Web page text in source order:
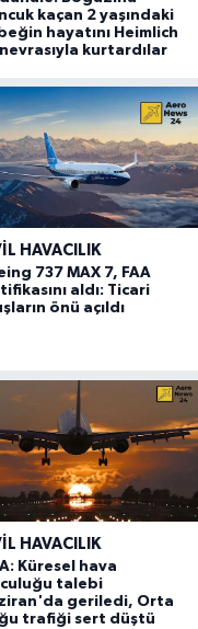
kaçan 2 yaşındaki
hayatını Heimlich
kurtardılar
HAVACILIK
737 MAX 7, FAA
aldı: Ticari
önü açıldı
HAVACILIK
Küresel hava
talebi
geriledi, Orta
trafiği sert düştü